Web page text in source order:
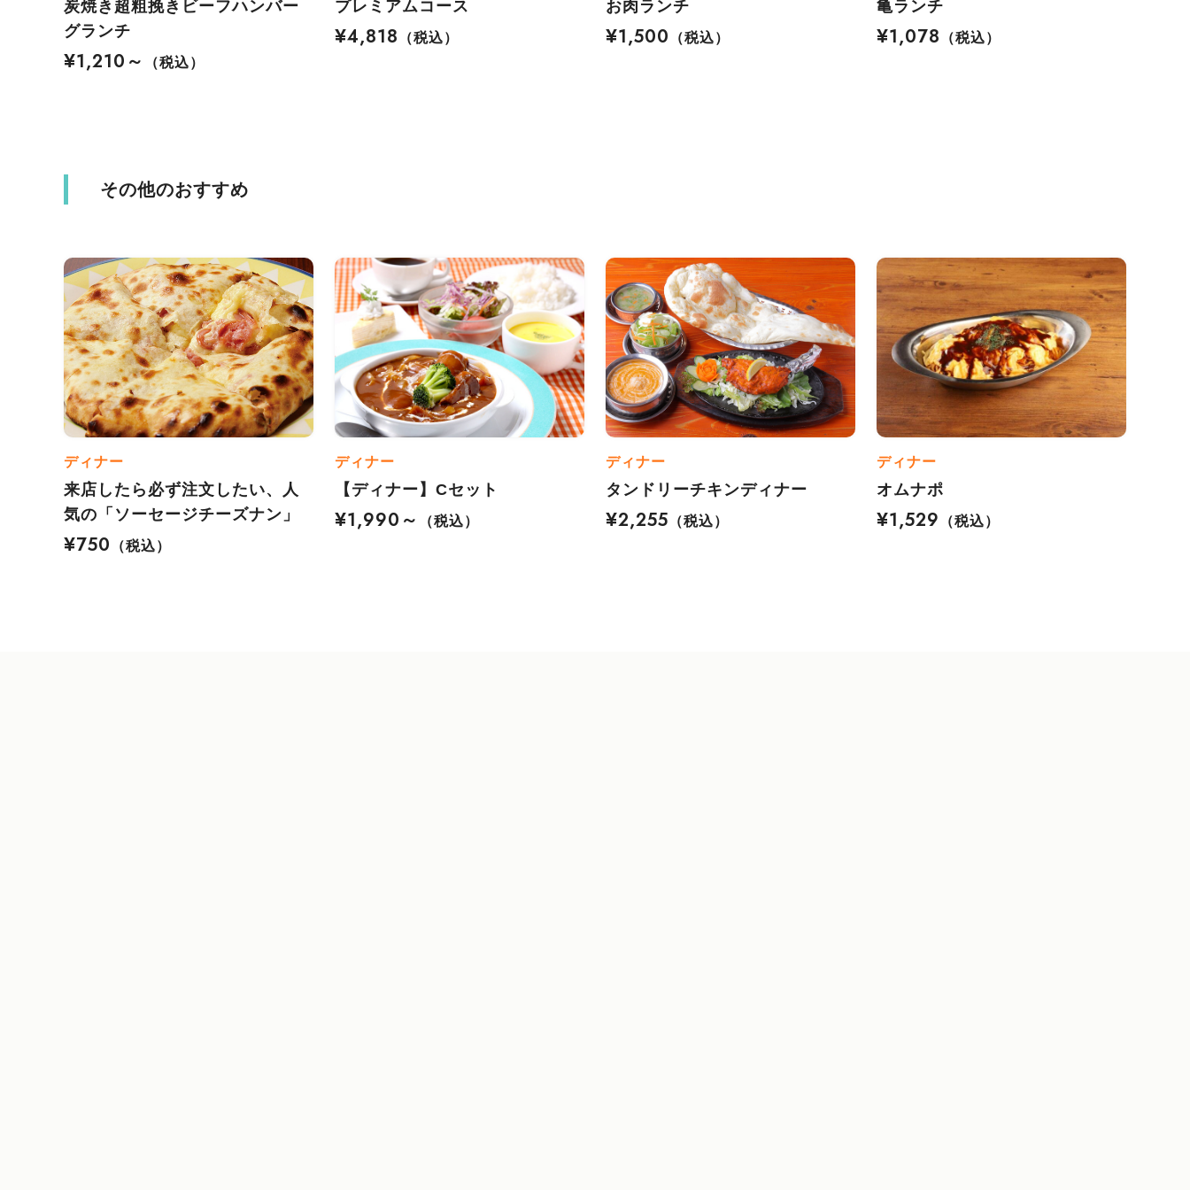
炭焼き超粗挽きビーフハンバー
グランチ
¥1,210～
（税込）
プレミアムコース
¥4,818
（税込）
お肉ランチ
¥1,500
（税込）
亀ランチ
¥1,078
（税込）
その他のおすすめ
ディナー
来店したら必ず注文したい、人
気の「ソーセージチーズナン」
¥750
（税込）
ディナー
【ディナー】Cセット
¥1,990～
（税込）
ディナー
タンドリーチキンディナー
¥2,255 （税込）
ディナー
オムナポ
¥1,529
（税込）